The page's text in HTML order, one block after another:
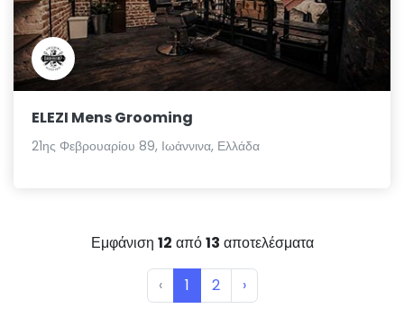
ELEZI Mens Grooming
21ης Φεβρουαρίου 89, Ιωάννινα, Ελλάδα
Εμφάνιση 12 από13 αποτελέσματα
‹ 1 2 ›